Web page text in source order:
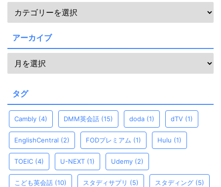
アーカイブ
タグ
Cambly (4) DMM英会話 (15) doda (1) dTV (1)
EnglishCentral (2) FODプレミアム (1) Hulu (1)
TOEIC (4) U-NEXT (1) Udemy (2)
こども英会話 (10) スタディサプリ (5) スタディング (5)